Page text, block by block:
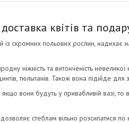
квітів та
із скромних польових рослин,
ніжність та витонченість
тюльпанів. Також вона підійде
вони будуть у привабливій вазі,
стеблам вільно розсипатися